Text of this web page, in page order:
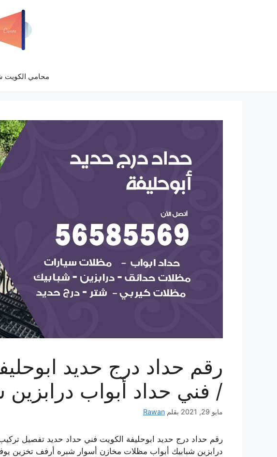
محامي الكويت
/ فني حداد أبواب
مايو 29, 2021 بقلم Rawan
رقم حداد درج حديد ابوحليفة الكويت فني حداد حديد تفصيل
درابزين شبابيك أبواب مظلات مخازن أسوار شبره أرفف تخزين